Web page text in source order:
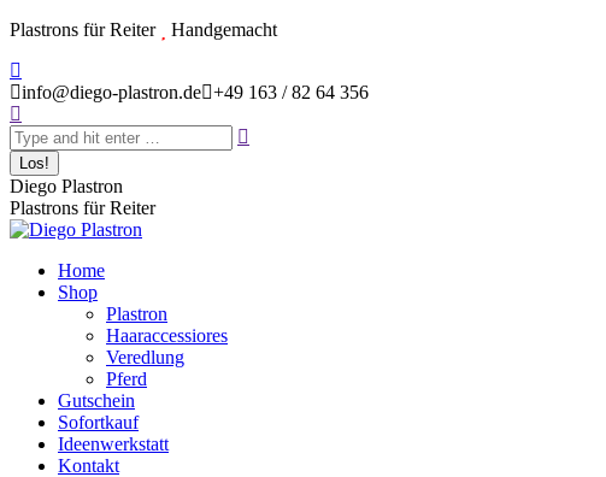
Zum
springen
Plastrons für Reiter
Handgemacht
page
in
new
window
info@diego-plastron.de +49 163 / 82 64 356
Search:
Diego Plastron
Plastrons für Reiter
Home
Shop
Plastron
Haaraccessiores
Veredlung
Pferd
Gutschein
Sofortkauf
Ideenwerkstatt
Kontakt